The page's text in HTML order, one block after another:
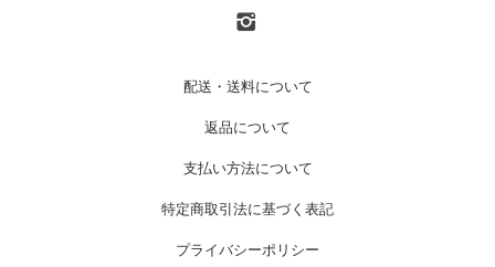
配送・送料について
返品について
支払い方法について
特定商取引法に基づく表記
プライバシーポリシー